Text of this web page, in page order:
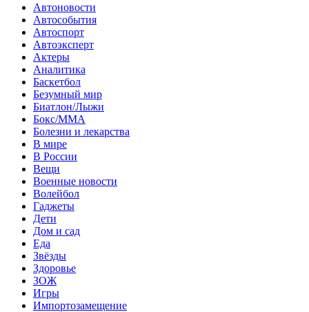
Автоновости
Автособытия
Автоспорт
Автоэксперт
Актеры
Аналитика
Баскетбол
Безумный мир
Биатлон/Лыжи
Бокс/MMA
Болезни и лекарства
В мире
В России
Вещи
Военные новости
Волейбол
Гаджеты
Дети
Дом и сад
Еда
Звёзды
Здоровье
ЗОЖ
Игры
Импортозамещение